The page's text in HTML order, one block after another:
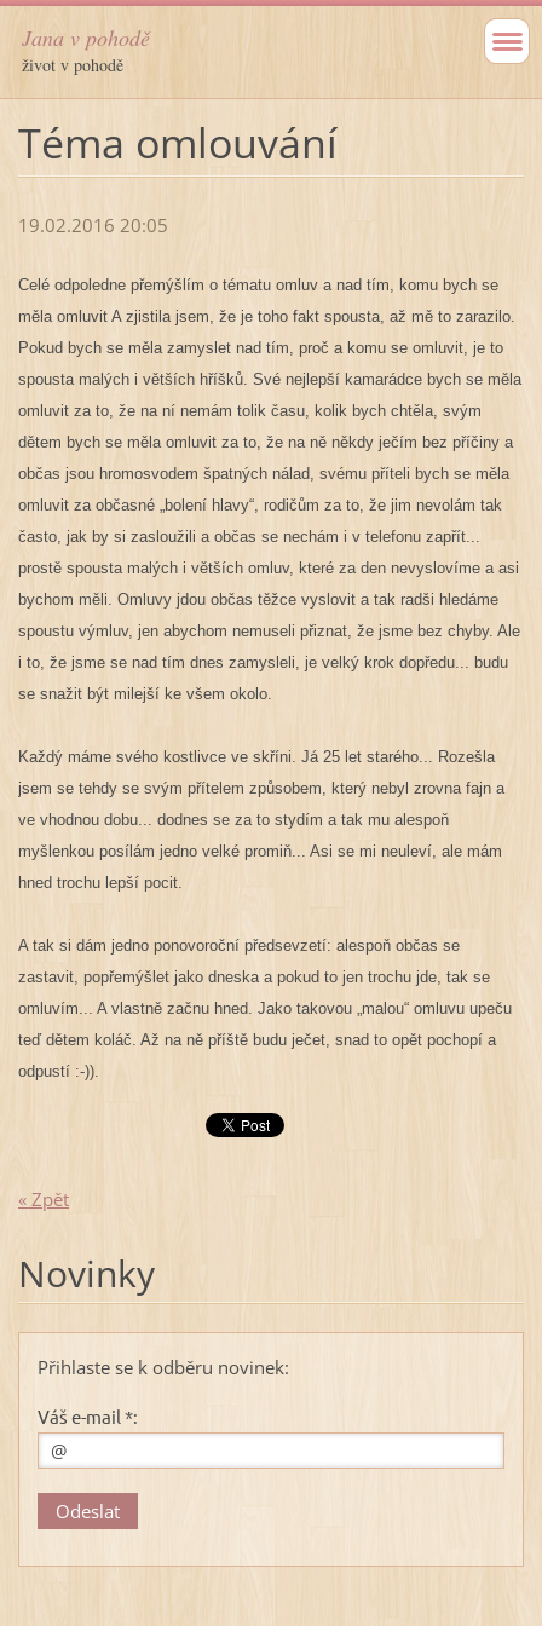
Jana v pohodě
život v pohodě
Téma omlouvání
19.02.2016 20:05
Celé odpoledne přemýšlím o tématu omluv a nad tím, komu bych se
měla omluvit A zjistila jsem, že je toho fakt spousta, až mě to zarazilo.
Pokud bych se měla zamyslet nad tím, proč a komu se omluvit, je to
spousta malých i větších hříšků. Své nejlepší kamarádce bych se měla
omluvit za to, že na ní nemám tolik času, kolik bych chtěla, svým
dětem bych se měla omluvit za to, že na ně někdy ječím bez příčiny a
občas jsou hromosvodem špatných nálad, svému příteli bych se měla
omluvit za občasné „bolení hlavy“, rodičům za to, že jim nevolám tak
často, jak by si zasloužili a občas se nechám i v telefonu zapřít...
prostě spousta malých i větších omluv, které za den nevyslovíme a asi
bychom měli. Omluvy jdou občas těžce vyslovit a tak radši hledáme
spoustu výmluv, jen abychom nemuseli přiznat, že jsme bez chyby. Ale
i to, že jsme se nad tím dnes zamysleli, je velký krok dopředu... budu
se snažit být milejší ke všem okolo.
Každý máme svého kostlivce ve skříni. Já 25 let starého... Rozešla
jsem se tehdy se svým přítelem způsobem, který nebyl zrovna fajn a
ve vhodnou dobu... dodnes se za to stydím a tak mu alespoň
myšlenkou posílám jedno velké promiň... Asi se mi neuleví, ale mám
hned trochu lepší pocit.
A tak si dám jedno ponovoroční předsevzetí: alespoň občas se
zastavit, popřemýšlet jako dneska a pokud to jen trochu jde, tak se
omluvím... A vlastně začnu hned. Jako takovou „malou“ omluvu upeču
teď dětem koláč. Až na ně příště budu ječet, snad to opět pochopí a
odpustí :-)).
« Zpět
Novinky
Přihlaste se k odběru novinek:
Váš e-mail *: